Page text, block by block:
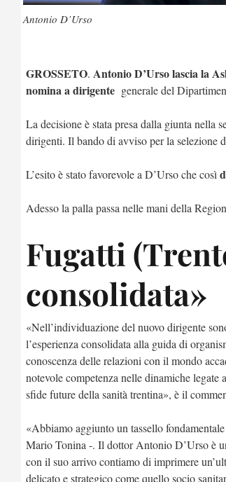
Antonio D’Urso
GROSSETO. Antonio D’Urso lascia la
nomina a dirigente generale del
La decisione è stata presa dalla giunta nella
dirigenti. Il bando di avviso per la selezione
L’esito è stato favorevole a D’Urso che così
Adesso la palla passa nelle mani della
Fugatti
consolidata»
«Nell’individuazione del nuovo dirigente
l’esperienza consolidata alla guida di
conoscenza delle relazioni con il mondo
notevole competenza nelle dinamiche
sfide future della sanità trentina», è il
«Abbiamo aggiunto un tassello
Mario Tonina -. Il dottor Antonio D’Urso è
con il suo arrivo contiamo di imprimere
delicato e strategico come quello socio